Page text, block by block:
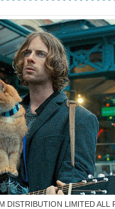
DISTRIBUTION LIMITED ALL